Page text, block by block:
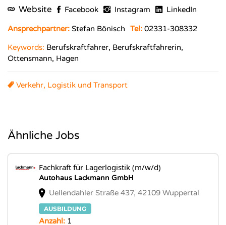
Website Facebook Instagram LinkedIn
Ansprechpartner: Stefan Bönisch Tel: 02331-308332
Keywords: Berufskraftfahrer, Berufskraftfahrerin,
Ottensmann, Hagen
Verkehr, Logistik und Transport
Ähnliche Jobs
Fachkraft für Lagerlogistik (m/w/d)
Autohaus Lackmann GmbH
Uellendahler Straße 437, 42109 Wuppertal
AUSBILDUNG
Anzahl: 1